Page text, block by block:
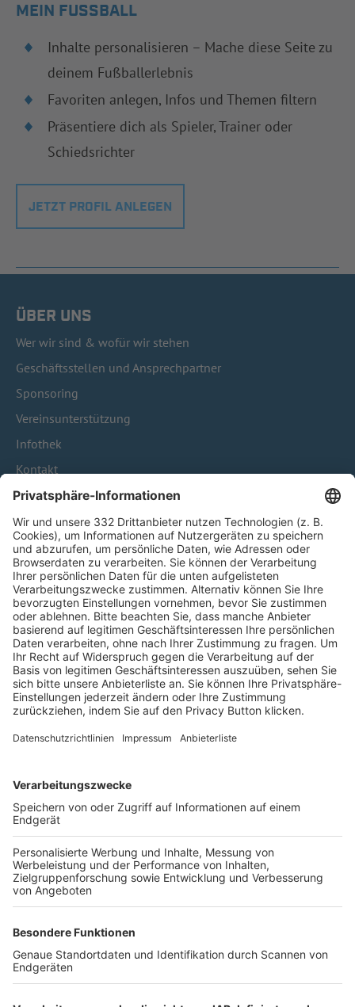
MEIN FUSSBALL
Inhalte personalisieren – Mache diese Seite zu
deinem Fußballerlebnis
Favoriten anlegen, Infos und Themen filtern
Präsentiere dich als Spieler, Trainer oder
Schiedsrichter
JETZT PROFIL ANLEGEN
ÜBER UNS
Wer wir sind & wofür wir stehen
Geschäftsstellen und Ansprechpartner
Sponsoring
Vereinsunterstützung
Infothek
Kontakt
HÄUFIG BESUCHTE SEITEN
Pässe und Vereinswechsel
Trainerausbildung
Schulungsangebot Vereinsmitarbeiter
BFV-Geschäftsstellen
Trainerbörse
Login SpielPlus
FOLGE DEM BFV
TOP-VEREINE
TOP-PARTNER